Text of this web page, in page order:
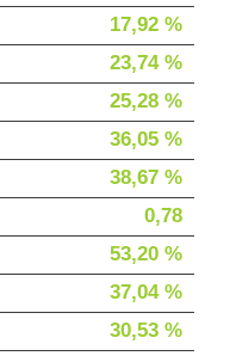
17,92 %
23,74 %
25,28 %
36,05 %
38,67 %
0,78
53,20 %
37,04 %
30,53 %